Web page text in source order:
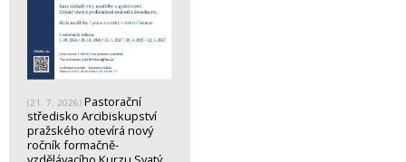
(21. 7. 2026) Pastorační
středisko Arcibiskupství
pražského otevírá nový
ročník formačně-